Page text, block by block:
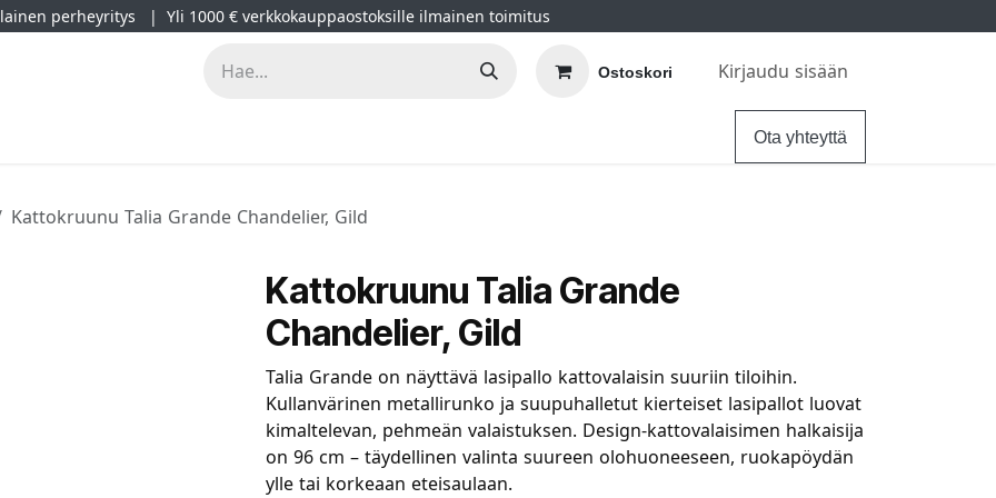
perheyritys | Yli 1000 € verkkokauppaostoksille ilmainen toimitus
Ostoskori Kirjaudu sisään
Ota yhteyttä
Kattokruunu Talia Grande Chandelier, Gild
Kattokruunu Talia Grande
Chandelier, Gild
Talia Grande on näyttävä lasipallo kattovalaisin suuriin tiloihin.
Kullanvärinen metallirunko ja suupuhalletut kierteiset lasipallot luovat
kimaltelevan, pehmeän valaistuksen. Design-kattovalaisimen halkaisija
on 96 cm – täydellinen valinta suureen olohuoneeseen, ruokapöydän
ylle tai korkeaan eteisaulaan.